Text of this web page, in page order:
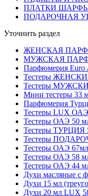
ПЛАТКИ
ПОДАРОЧНАЯ
Уточнить раздел
ЖЕНСКАЯ
МУЖСКАЯ
Парфюмерия Euro
Тестеры
Тестеры
Мини тестеры 33
Парфюмерия
Тестеры LUX
Тестеры ОАЭ 50
Тестеры ТУРЦИЯ
Тестеры
Тестеры ОАЭ 67мл
Тестеры ОАЭ 58
Тестеры ОАЭ 44
Духи масляные с
Духи 15 мл
Духи 20 мл LUX